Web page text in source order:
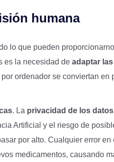
humana
lo que pueden
es la necesidad de adaptar
ordenador se conviertan en
. La privacidad de los datos
Artificial y el riesgo de
por alto. Cualquier error en
medicamentos, causando